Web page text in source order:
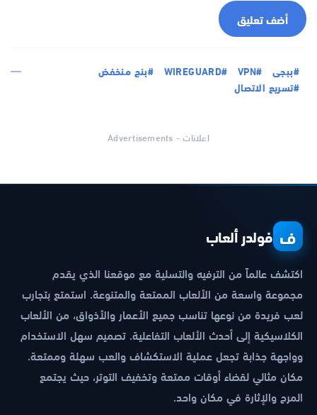
أضف تعليق
#ببجى #VPN
#WIREGUARD
#بنج منخفض
#تسريع الاتصال
اعلانات - Advertisements
ف فولدر ألعاب
اكتشف عالماً من الترفيه والتسلية مع موقعنا الذي يقدم
مجموعة واسعة من الألعاب الممتعة والمتنوعة. استمتع بتجارب
لعب فريدة من نوعها تناسب جميع الأعمار والأذواق، من الألعاب
الكلاسيكية إلى أحدث الألعاب التفاعلية. تصميم سهل الاستخدام
وواجهة جذابة تجعل عملية الاستكشاف والعب سهلة وممتعة.
مكان مثالي لقضاء أوقات ممتعة وتخفيف التوتر، حيث يجتمع
المرح والإثارة في مكان واحد.